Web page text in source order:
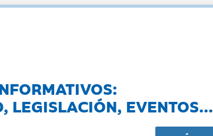
LEGISLACIÓN, EVENTOS...